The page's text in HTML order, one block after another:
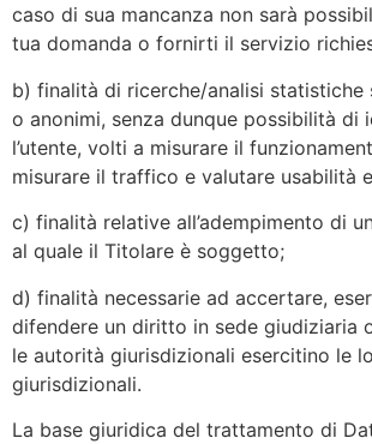
caso di sua mancanza non sarà
tua domanda o fornirti il servizio
b) finalità di ricerche/analisi statistiche
o anonimi, senza dunque possibilità di
l’utente, volti a misurare il
misurare il traffico e valutare usabilità
c) finalità relative all’adempimento di
al quale il Titolare è soggetto;
d) finalità necessarie ad accertare,
difendere un diritto in sede giudiziaria
le autorità giurisdizionali esercitino le
giurisdizionali.
La base giuridica del trattamento di